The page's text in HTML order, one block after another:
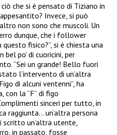
che si è pensato di Tiziano in
Invece, si può
non sono che muscoli. Un
dunque, che i follower
fisico?”, si è chiesta una
po’ di cuoricini, per
“Sei un grande! Bello fuori
l’intervento di un’altra
di alcuni ventenni”, ha
con la “F” di figo
sinceri per tutto, in
raggiunta… un’altra persona
scritto un’altra utente,
in passato, fosse